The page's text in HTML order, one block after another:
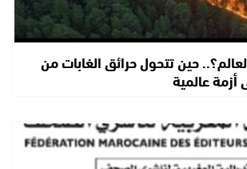
حين تتحول حرائق الغابات من
عالمية